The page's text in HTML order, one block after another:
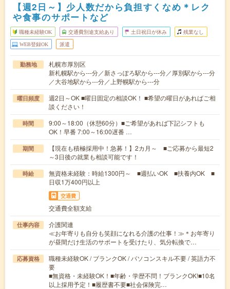
【週2日～】少人数だから負担すくなめ＊レク
や食事のサポートなど
職種未経験OK 交通費別途支給あり 土日祝日が休み 残業なし
WEB登録OK 派遣
勤務地
札幌市厚別区
新札幌駅から---分／新さっぽろ駅から---分／厚別駅から---分
／大谷地駅から---分／上野幌駅から---分
曜日頻度
週2日～OK ■曜日固定の相談OK！ ■希望の曜日があればご相
談ください！
時間
9:00～18:00（休憩60分）■ご希望があれば下記シフトも
OK！早番 7:00～16:00遅番 …
期間
【現在も積極採用中！急募！】2カ月～ ■ご応募から最短2
～3日後の就業も相談可能です！
時給
無資格未経験：時給1300円～ ■週払いOK ■扶養内OK ■
日収1万400円以上
交通費
交通費全額支給
仕事内容
介護関連
≪お年寄りも自分も笑顔になれる介護の仕事！≫＊お年寄り
が昼間だけ生活のサポートを受けたり、気分転換で…
応募資格
職種未経験OK / ブランクOK / パソコンスキル不要 / 英語力不
要
■無資格・未経験OK！■年齢・学歴不問！ブランクOK!■10名
以上採用予定！■履歴書不要■社会保険完…